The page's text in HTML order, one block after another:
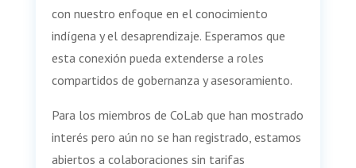
con nuestro enfoque en el conocimiento
indígena y el desaprendizaje. Esperamos que
esta conexión pueda extenderse a roles
compartidos de gobernanza y asesoramiento.
Para los miembros de CoLab que han mostrado
interés pero aún no se han registrado, estamos
abiertos a colaboraciones sin tarifas